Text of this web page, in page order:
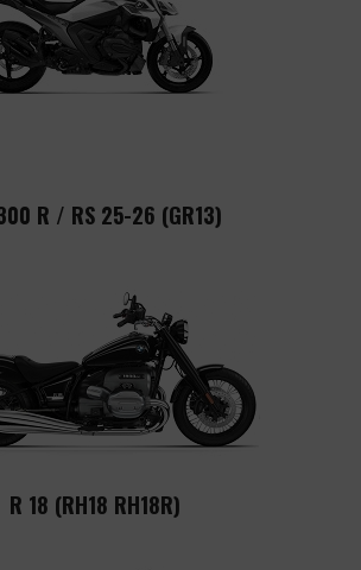
R / RS 25-26 (GR13)
R 18 (RH18 RH18R)